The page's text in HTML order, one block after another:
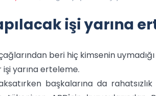
işi yarına
beri hiç kimsenin
yarına erteleme.
başkalarına da